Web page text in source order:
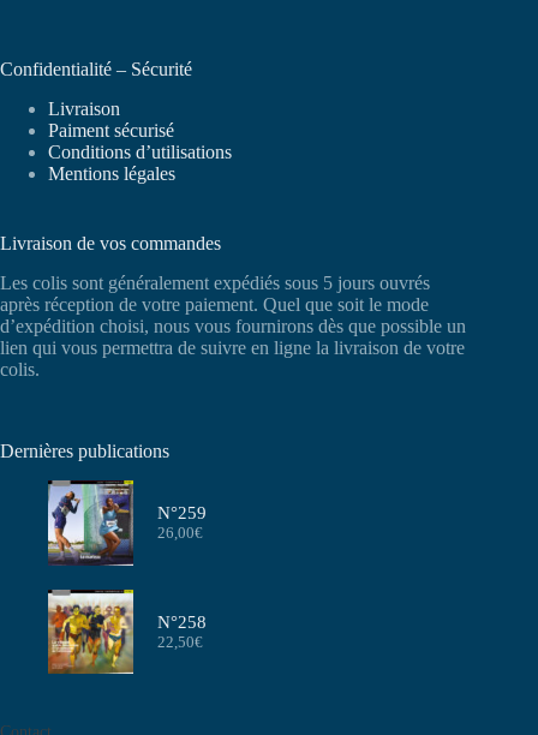
Confidentialité – Sécurité
Livraison
Paiment sécurisé
Conditions d’utilisations
Mentions légales
Livraison de vos commandes
Les colis sont généralement expédiés sous 5 jours ouvrés
après réception de votre paiement. Quel que soit le mode
d’expédition choisi, nous vous fournirons dès que possible un
lien qui vous permettra de suivre en ligne la livraison de votre
colis.
Dernières publications
N°259
26,00€
N°258
22,50€